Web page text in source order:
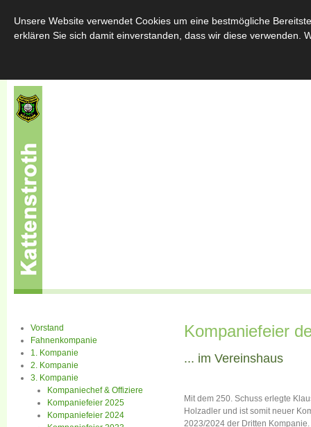
Home Über uns Schützenfest Throngemeinschaften
Vorstand
Fahnenkompanie
1. Kompanie
2. Kompanie
3. Kompanie
Kompaniechef & Offiziere
Kompaniefeier 2025
Kompaniefeier 2024
Kompaniefeier
... im Vereinshaus
Mit dem 250. Schuss erlegte
Holzadler und ist somit neuer
2023/2024 der Dritten Kompanie.
Unsere Website verwendet Cookies um eine bestmögliche
erklären Sie sich damit einverstanden, dass wir diese verwenden.